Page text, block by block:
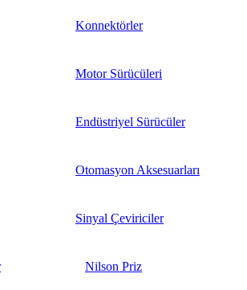
Konnektörler
Motor Sürücüleri
Endüstriyel Sürücüler
Otomasyon Aksesuarları
Sinyal Çeviriciler
Nilson Priz